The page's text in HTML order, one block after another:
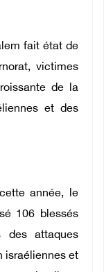
fait état de
victimes
de la
et des
année, le
106 blessés
des attaques
israéliennes et